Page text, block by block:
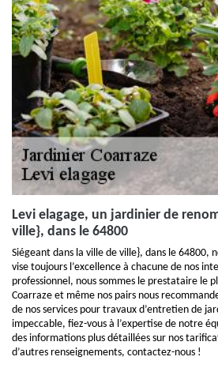
Levi elagage, un jardinier de
ville}, dans le 64800
Siégeant dans la ville de ville}, dans le 64800,
vise toujours l’excellence à chacune de nos
professionnel, nous sommes le prestataire le
Coarraze et même nos pairs nous
de nos services pour travaux d’entretien de
impeccable, fiez-vous à l’expertise de notre
des informations plus détaillées sur nos
d’autres renseignements, contactez-nous !